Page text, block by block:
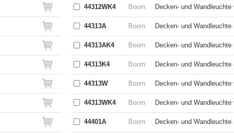
44312WK4 Boom Decken- und
44313A Boom Decken- und
44313AK4 Boom Decken- und
44313K4 Boom Decken- und
44313W Boom Decken- und
44313WK4 Boom Decken- und
44401A Boom Decken- und